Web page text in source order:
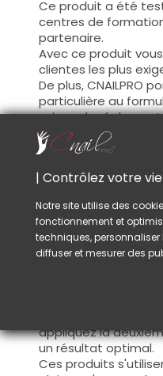
Ce produit a été
centres de
partenaire.
Avec ce produit
clientes les plus
De plus, CNAILPRO
particulière au
suivons la
garantissons la
Ceci pour garantir
Utilisation :
Cette couleur
manière fine, sur la
cohésion) ou sur la
Ce produit
fermez le bord
appliquez la
un résultat optimal.
Ces produits
| Contrôlez votre
Notre site utilise des
fonctionnement et
techniques,
diffuser et mesurer des